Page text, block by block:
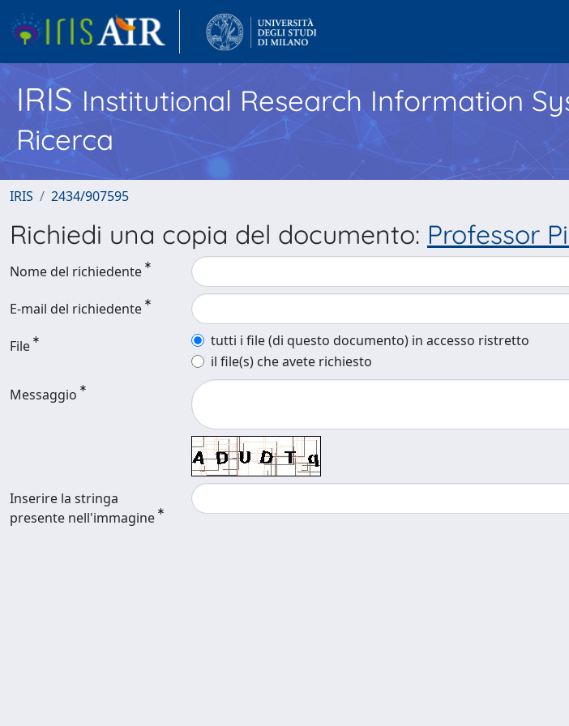
IRISInstitutional Research Information
Ricerca
IRIS 2434/907595
Richiedi una copia del documento: Professor
Nome del richiedente
E-mail del richiedente
File
tutti i file (di questo documento) in accesso ristretto
il file(s) che avete richiesto
Messaggio
Inserire la stringa
presente nell'immagine